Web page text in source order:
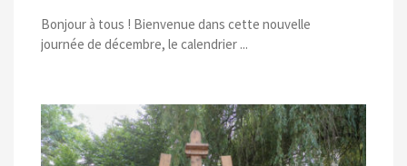
Bonjour à tous ! Bienvenue dans cette nouvelle
journée de décembre, le calendrier ...